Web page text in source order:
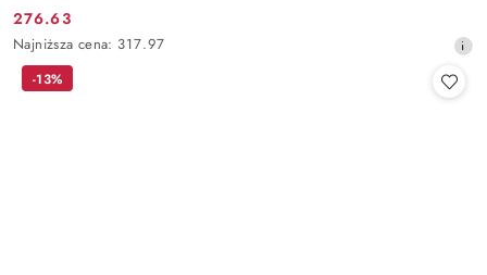
Cena
promocyjna:
276.63
Najniższa
cena
Najniższa cena: 317.97
-13%